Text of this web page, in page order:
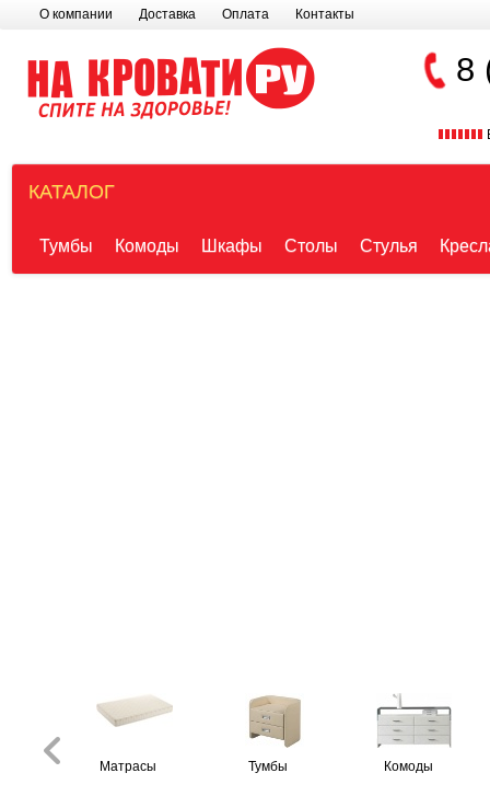
О компании Доставка Оплата Контакты
8
КАТАЛОГ
Тумбы Комоды Шкафы Столы Стулья
Матрасы Тумбы Комоды